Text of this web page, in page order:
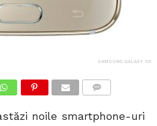
SAMSUNG GALAXY S6
noile smartphone-uri